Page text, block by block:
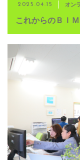
2025.04.15 オン
これからのＢＩ